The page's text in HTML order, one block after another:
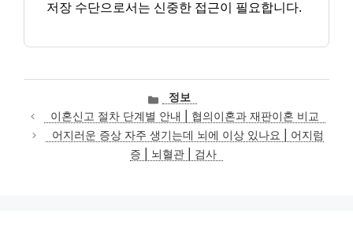
저장 수단으로서는 신중한 접근이 필요합니다.
카
테
고
리
정보
이혼신고 절차 단계별 안내 | 협의이혼과 재판이혼 비교
어지러운 증상 자주 생기는데 뇌에 이상 있나요 | 어지럼
증 | 뇌혈관 | 검사